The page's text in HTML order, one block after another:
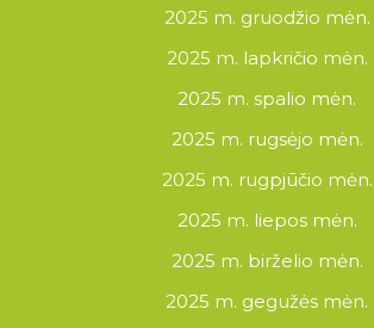
2025 m. gruodžio mėn.
2025 m. lapkričio mėn.
2025 m. spalio mėn.
2025 m. rugsėjo mėn.
2025 m. rugpjūčio mėn.
2025 m. liepos mėn.
2025 m. birželio mėn.
2025 m. gegužės mėn.